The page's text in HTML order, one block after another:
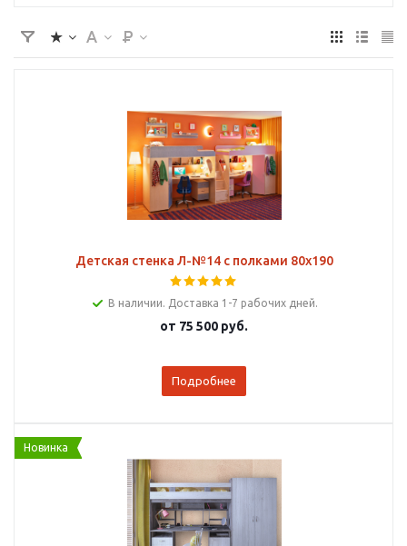
Детская стенка Л-№14 с полками 80х190
В наличии. Доставка 1-7 рабочих дней.
от 75 500 руб.
Подробнее
Новинка